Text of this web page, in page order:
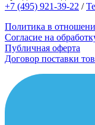
+7 (495) 921-39-22 /
Политика в
Согласие на
Публичная оферта
Договор поставки